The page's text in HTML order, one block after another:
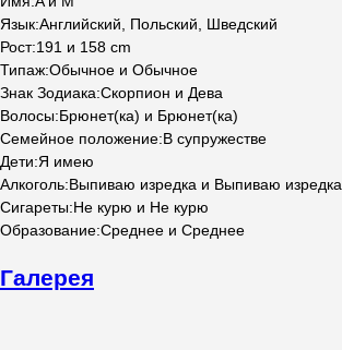
Язык:Английский, Польский, Шведский
Рост:191 и 158 cm
Типаж:Обычное и Обычное
Знак Зодиака:Скорпион и Дева
Волосы:Брюнет(ка) и Брюнет(ка)
Семейное положение:В супружестве
Дети:Я имею
Алкоголь:Выпиваю изредка и Выпиваю изредка
Сигареты:Не курю и Не курю
Образование:Среднее и Среднее
Галерея